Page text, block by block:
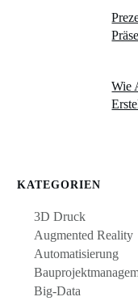
Wie
KATEGORIEN
3D Druck
Augmented Reality
Automatisierung
Big-Data